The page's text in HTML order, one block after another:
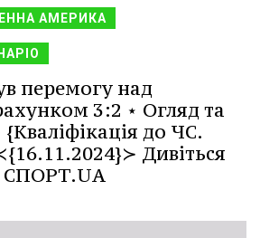
АМЕРИКА
перемогу над
3:2 ⋆ Огляд та
до ЧС.
Дивіться
СПОРТ.UA